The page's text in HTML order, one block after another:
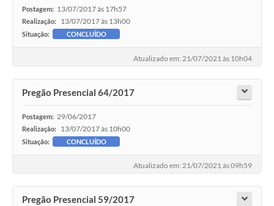
Postagem: 13/07/2017 às 17h57
Realização: 13/07/2017 às 13h00
Situação: CONCLUÍDO
Atualizado em: 21/07/2021 às 10h04
Pregão Presencial 64/2017
Postagem: 29/06/2017
Realização: 13/07/2017 às 10h00
Situação: CONCLUÍDO
Atualizado em: 21/07/2021 às 09h59
Pregão Presencial 59/2017